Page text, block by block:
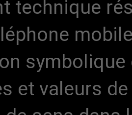
technique
et valeurs